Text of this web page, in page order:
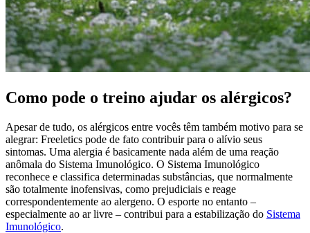
Como pode o treino ajudar os alérgicos?
Apesar de tudo, os alérgicos entre vocês têm também motivo para se
alegrar: Freeletics pode de fato contribuir para o alívio seus
sintomas. Uma alergia é basicamente nada além de uma reação
anômala do Sistema Imunológico. O Sistema Imunológico
reconhece e classifica determinadas substâncias, que normalmente
são totalmente inofensivas, como prejudiciais e reage
correspondentemente ao alergeno. O esporte no entanto –
especialmente ao ar livre – contribui para a estabilização do Sistema
Imunológico.